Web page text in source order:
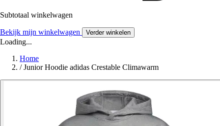
Subtotaal winkelwagen
Bekijk mijn winkelwagen Verder winkelen
Loading...
Home
/ Junior Hoodie adidas Crestable Climawarm